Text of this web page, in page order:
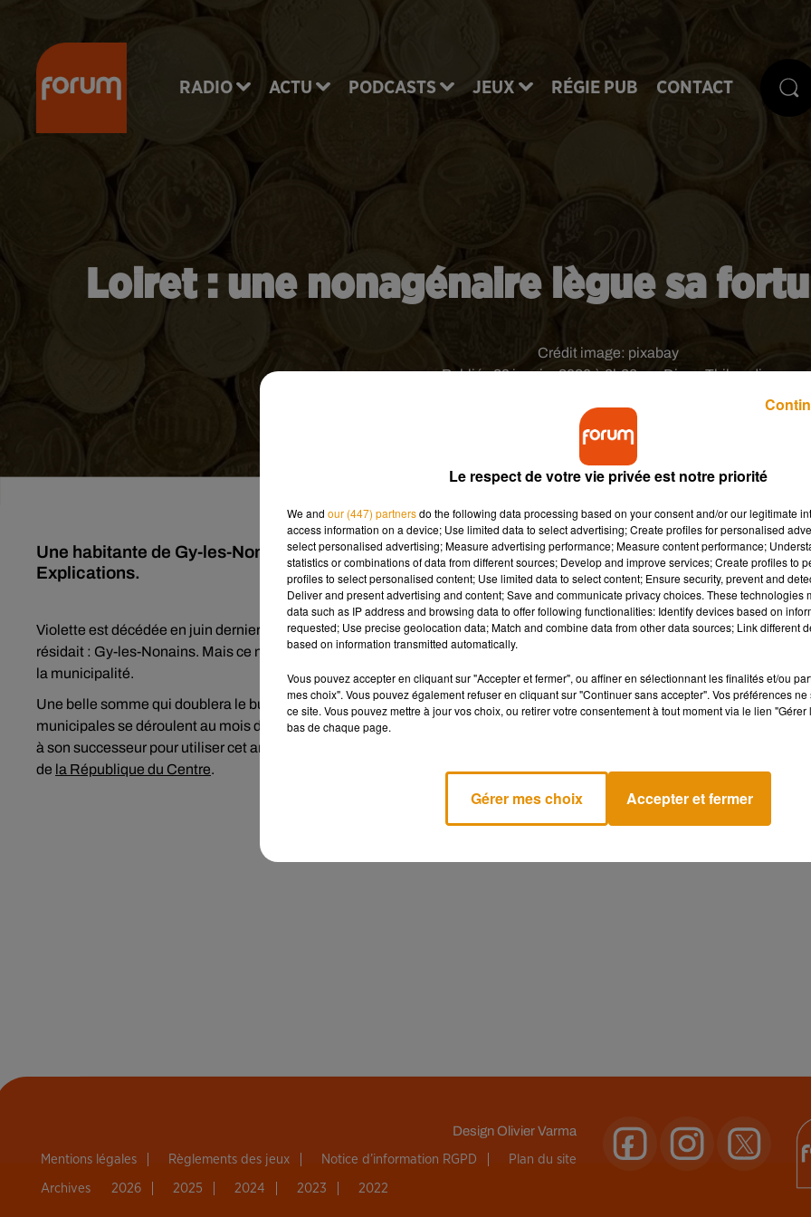
RADIO ACTU PODCASTS JEUX RÉGIE PUB CONTACT
Loiret : une nonagénaire lègue sa
Publié : 29 janvier 2020 à 8h28 par Diane Thibaudier
Crédit image: pixabay
Une habitante de Gy-les-Nonains, dans le Loiret, vient de léguer un million d'euros à sa commune.
Explications.
Violette est décédée en juin dernier, à l’âge de 90 ans. Surprise, elle a décidé de léguer sa fortune au village dans lequel
résidait : Gy-les-Nonains. Mais ce n’est pas tout ! La nonagénaire a également cédé sa maison et tout ce qu’elle contenait à
la municipalité.
Une belle somme qui doublera le budget annuel de la commune, et qui sera attribuée au prochain maire, puisque les
municipales se déroulent au mois de mars. André Baron, le maire actuel ne se représente pas, mais a déjà donné des idées
à son successeur pour utiliser cet argent à bon escient, en agrandissant la salle des fêtes par exemple, selon nos confrères
de la République du Centre.
DesignOlivier Varma
Mentions légales Règlements des jeux Notice d’information RGPD Plan du site
Archives 2026 2025 2024 2023 2022
Le respect de votre vie privée est notre priorité
We and our (447) partnersdo the following data processing based on your consent and/or our legitimate
access information on a device; Use limited data to select advertising; Create profiles for personalised
select personalised advertising; Measure advertising performance; Measure content performance;
statistics or combinations of data from different sources; Develop and improve services; Create profiles to
profiles to select personalised content; Use limited data to select content; Ensure security, prevent and
Deliver and present advertising and content; Save and communicate privacy choices. These technologies
data such as IP address and browsing data to offer following functionalities: Identify devices based on
requested; Use precise geolocation data; Match and combine data from other data sources; Link different
based on information transmitted automatically.
Vous pouvez accepter en cliquant sur "Accepter et fermer", ou affiner en sélectionnant les finalités et/ou
mes choix". Vous pouvez également refuser en cliquant sur "Continuer sans accepter". Vos préférences
ce site. Vous pouvez mettre à jour vos choix, ou retirer votre consentement à tout moment via le lien
bas de chaque page.
Gérer mes choix Accepter et fermer